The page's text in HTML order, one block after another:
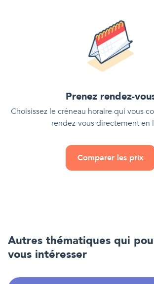
Prenez rendez-
Choisissez le créneau horaire qui vous
rendez-vous directement en
Comparer les prix
Autres thématiques qui
vous intéresser